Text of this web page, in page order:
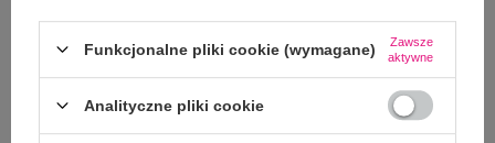
Centrum Logistyczne Nadarzyn
Dostępny
Funkcjonalne pliki cookie (wymagane)
Zawsze
aktywne
Analityczne pliki cookie